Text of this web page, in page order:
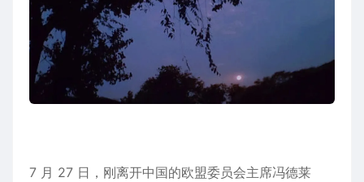
7 月 27 日，刚离开中国的欧盟委员会主席冯德莱